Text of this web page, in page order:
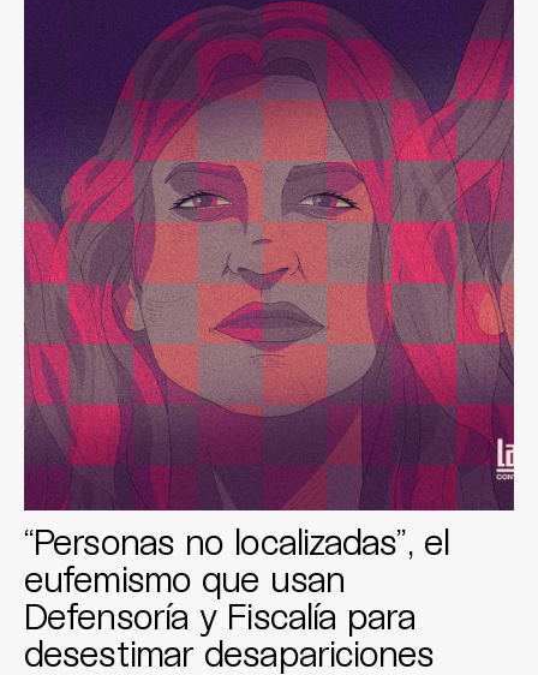
“Personas no localizadas”, el
eufemismo que usan
Defensoría y Fiscalía para
desestimar desapariciones